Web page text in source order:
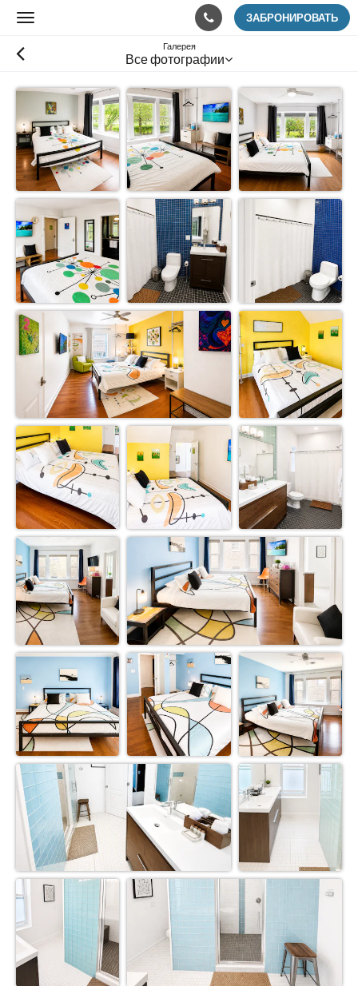
Toggle
ЗАБРОНИРОВАТЬ
Галерея
Все фотографии